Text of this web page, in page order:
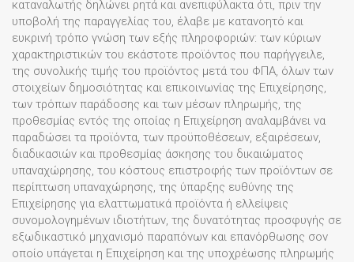
καταναλωτής δηλώνει ρητά και ανεπιφύλακτα ότι, πριν την
υποβολή της παραγγελίας του, έλαβε με κατανοητό και
ευκρινή τρόπο γνώση των εξής πληροφοριών: των κύριων
χαρακτηριστικών του εκάστοτε προϊόντος που παρήγγειλε,
της συνολικής τιμής του προϊόντος μετά του ΦΠΑ, όλων των
στοιχείων δημοσιότητας και επικοινωνίας της Επιχείρησης,
των τρόπων παράδοσης και των μέσων πληρωμής, της
προθεσμίας εντός της οποίας η Επιχείρηση αναλαμβάνει να
παραδώσει τα προϊόντα, των προϋποθέσεων, εξαιρέσεων,
διαδικασιών και προθεσμίας άσκησης του δικαιώματος
υπαναχώρησης, του κόστους επιστροφής των προϊόντων σε
περίπτωση υπαναχώρησης, της ύπαρξης ευθύνης της
Επιχείρησης για ελαττωματικά προϊόντα ή ελλείψεις
συνομολογημένων ιδιοτήτων, της δυνατότητας προσφυγής σε
εξωδικαστικό μηχανισμό παραπόνων και επανόρθωσης σον
οποίο υπάγεται η Επιχείρηση και της υποχρέωσης πληρωμής